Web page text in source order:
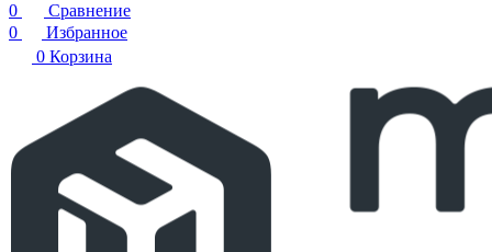
0
Сравнение
0
Избранное
0 Корзина